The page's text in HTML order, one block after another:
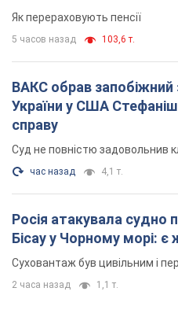
Як перераховують пенсії
5 часов назад 103,6 т.
ВАКС обрав запобіжний захід експосолці
України у США Стефанішиній: що відомо про
справу
Суд не повністю задовольнив
час назад 4,1 т.
Росія атакувала судно
Бісау у Чорному морі: є
Суховантаж був цивільним і
2 часа назад 1,1 т.